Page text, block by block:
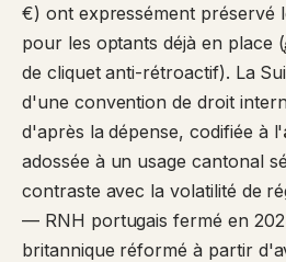
€) ont expressément préservé
pour les optants déjà en place (
de cliquet anti-rétroactif). La
d'une convention de droit
d'après la dépense, codifiée à l'
adossée à un usage cantonal
contraste avec la volatilité de
— RNH portugais fermé en
britannique réformé à partir